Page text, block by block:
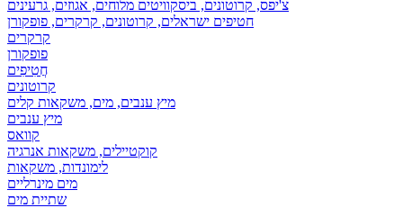
צ'יפס, קרוטונים, ביסקוויטים מלוחים, אגוזים, גרעינים
חטיפים ישראלים, קרוטונים, קרקרים, פופקורן
קרקרים
פופקורן
חֲטִיפִים
קרוטונים
מיץ ענבים, מים, משקאות קלים
מיץ ענבים
קוואס
קוקטיילים, משקאות אנרגיה
לימונדות, משקאות
מים מינרליים
שתיית מים